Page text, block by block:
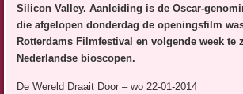
Silicon Valley. Aanleiding is de Oscar-
die afgelopen donderdag de openingsfilm
Rotterdams Filmfestival en volgende week te
Nederlandse bioscopen.
De Wereld Draait Door – wo 22-01-2014